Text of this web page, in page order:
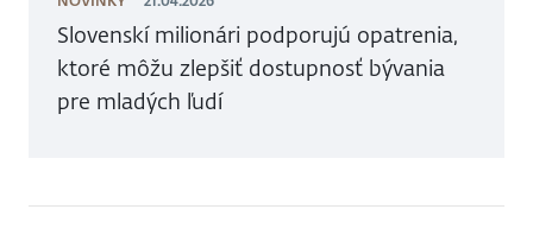
Slovenskí milionári podporujú opatrenia,
ktoré môžu zlepšiť dostupnosť bývania
pre mladých ľudí